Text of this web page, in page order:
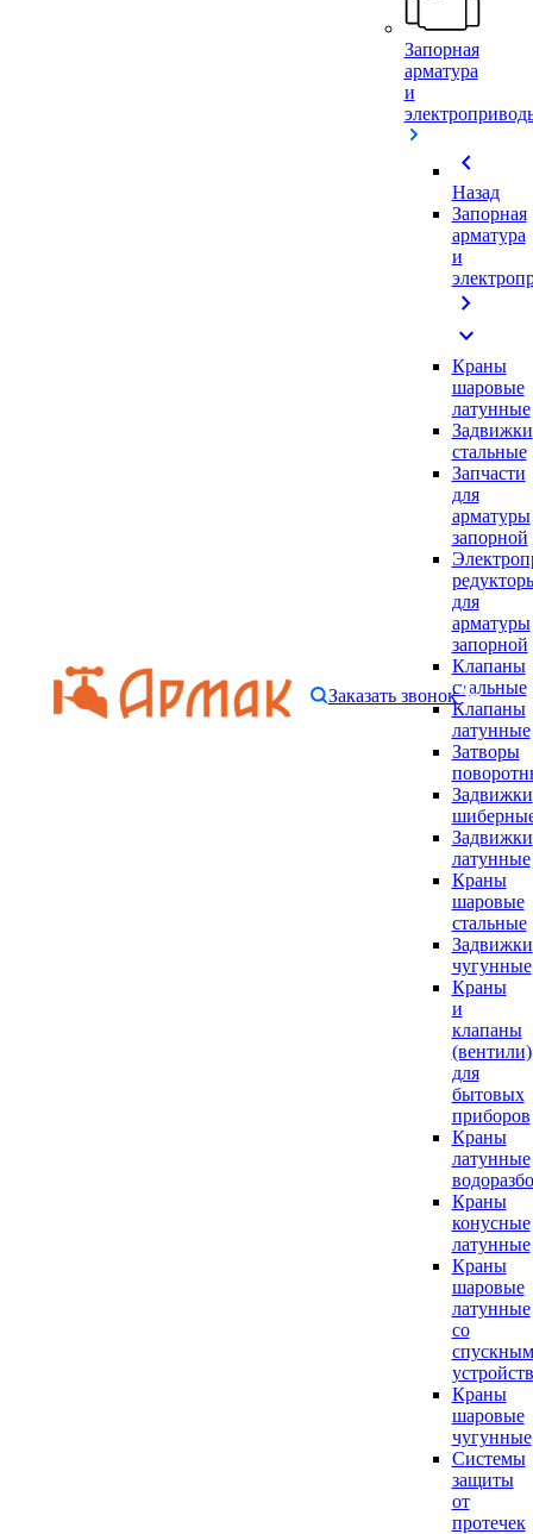
Запорная
арматура
и
chevron_left
Назад
Запорная
арматура
и
chevron_right
expand_more
Краны
шаровые
латунные
Задвижки
стальные
Запчасти
для
арматуры
запорной
для
арматуры
запорной
Клапаны
стальные
Клапаны
латунные
Затворы
Задвижки
Задвижки
латунные
Краны
шаровые
стальные
Задвижки
чугунные
Краны
и
клапаны
(вентили)
для
бытовых
приборов
Краны
латунные
Краны
конусные
латунные
Краны
шаровые
латунные
со
спускным
Краны
шаровые
чугунные
Системы
защиты
от
протечек
Заказать звонок